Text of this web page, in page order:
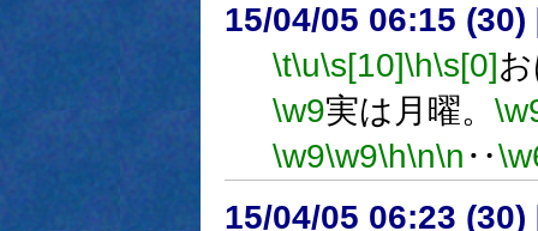
15/04/05 06:15 (30)
\t\u\s[10]\h\s[0]
\w9実は月曜。
\w9\w9\h\n\n ‥
15/04/05 06:23 (30)